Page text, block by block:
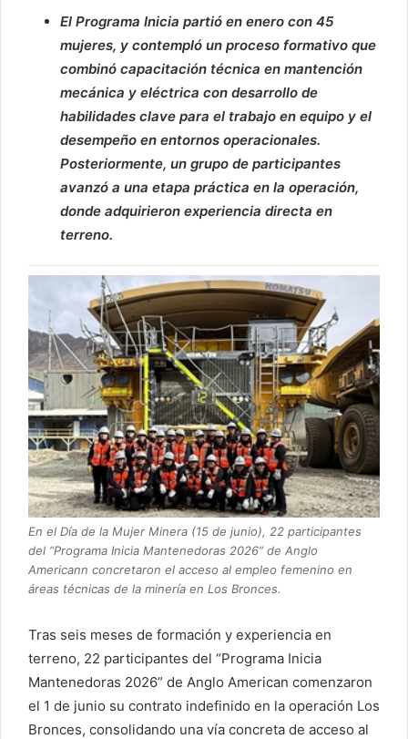
El Programa Inicia partió en enero con 45
mujeres, y contempló un proceso formativo que
combinó capacitación técnica en mantención
mecánica y eléctrica con desarrollo de
habilidades clave para el trabajo en equipo y el
desempeño en entornos operacionales.
Posteriormente, un grupo de participantes
avanzó a una etapa práctica en la operación,
donde adquirieron experiencia directa en
terreno.
En el Día de la Mujer Minera (15 de junio), 22 participantes
del “Programa Inicia Mantenedoras 2026” de Anglo
Americann concretaron el acceso al empleo femenino en
áreas técnicas de la minería en Los Bronces.
Tras seis meses de formación y experiencia en
terreno, 22 participantes del “Programa Inicia
Mantenedoras 2026” de Anglo American comenzaron
el 1 de junio su contrato indefinido en la operación Los
Bronces, consolidando una vía concreta de acceso al